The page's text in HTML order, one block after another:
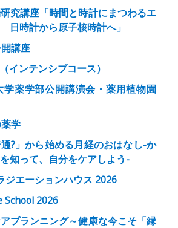
究講座「時間と時計にまつわるエ
時計から原子核時計へ」
講座
インテンシブコース）
学薬学部公開講演会・薬用植物園
学
通?」から始める月経のおはなし-か
知って、自分をケアしよう-
ジエーションハウス 2026
School 2026
プランニング～健康な今こそ「縁